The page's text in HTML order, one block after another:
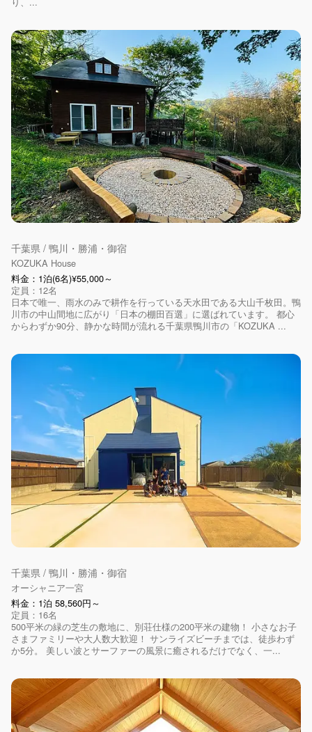
千葉県 / 鴨川・勝浦・御宿
KOZUKA House
料金：1泊(6名)¥55,000～
定員：12名
日本で唯一、雨水のみで耕作を行っている天水田である大山千枚田。鴨
川市の中山間地に広がり「日本の棚田百選」に選ばれています。 都心
からわずか90分、静かな時間が流れる千葉県鴨川市の「KOZUKA ...
千葉県 / 鴨川・勝浦・御宿
オーシャニア一宮
料金：1泊 58,560円～
定員：16名
500平米の緑の芝生の敷地に、別荘仕様の200平米の建物！ 小さなお子
さまファミリーや大人数大歓迎！ サンライズビーチまでは、徒歩わず
か5分。 美しい波とサーファーの風景に癒されるだけでなく、一...